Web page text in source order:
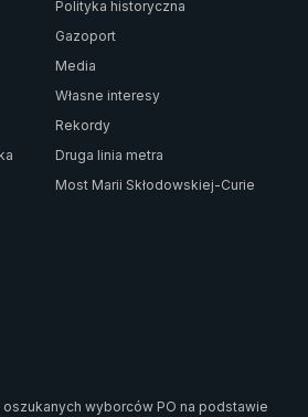
Polityka historyczna
Gazoport
Media
Własne interesy
Rekordy
Druga linia metra
Most Marii Skłodowskiej-Curie
wyborców PO na podstawie